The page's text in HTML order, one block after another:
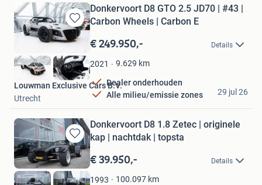
Bewaren
in
Favorieten
Donkervoort D8 GTO 2.5 JD70 | #43 |
Carbon Wheels | Carbon E
€ 249.950,- Details
2021 9.629 km
Dealer onderhouden
Alle milieu/emissie zones
Louwman Exclusive Cars B.V.
Utrecht
29 jul 26
Bewaren
in
Mijn
Favorieten
Donkervoort D8 1.8 Zetec | originele
kap | nachtdak | topsta
€ 39.950,- Details
1993 100.097 km